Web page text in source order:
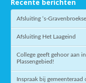
Recente berichten
Afsluiting ‘s-
Afsluiting Het Laageind
College geeft gehoor aan
Plassengebied!
Inspraak bij